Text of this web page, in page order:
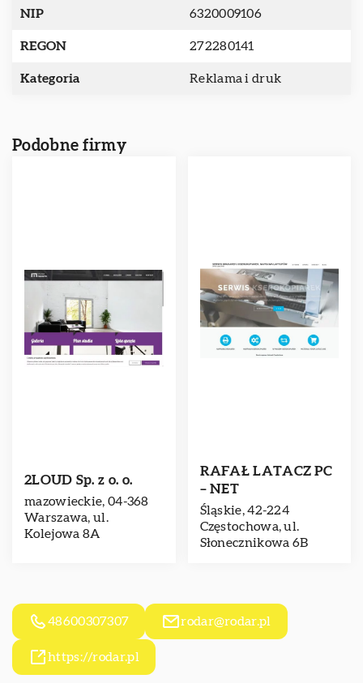
NIP 6320009106
REGON 272280141
Kategoria Reklama i druk
Podobne firmy
2LOUD Sp. z o. o.
mazowieckie, 04-368
Warszawa, ul.
Kolejowa 8A
RAFAŁ LATACZ PC
– NET
Śląskie, 42-224
Częstochowa, ul.
Słonecznikowa 6B
48600307307 rodar@rodar.pl
https://rodar.pl